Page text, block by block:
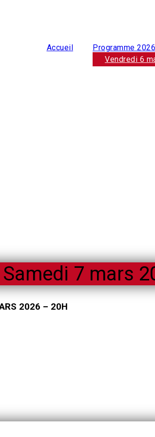
Accueil
Programme 2026
Vendredi 6
Samedi 7 mars
2026 – 20H